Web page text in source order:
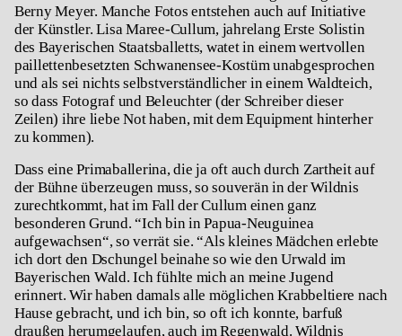
Berny Meyer. Manche Fotos entstehen auch auf Initiative
der Künstler. Lisa Maree-Cullum, jahrelang Erste Solistin
des Bayerischen Staatsballetts, watet in einem wertvollen
paillettenbesetzten Schwanensee-Kostüm unabgesprochen
und als sei nichts selbstverständlicher in einem Waldteich,
so dass Fotograf und Beleuchter (der Schreiber dieser
Zeilen) ihre liebe Not haben, mit dem Equipment hinterher
zu kommen).
Dass eine Primaballerina, die ja oft auch durch Zartheit auf
der Bühne überzeugen muss, so souverän in der Wildnis
zurechtkommt, hat im Fall der Cullum einen ganz
besonderen Grund. “Ich bin in Papua-Neuguinea
aufgewachsen“, so verrät sie. “Als kleines Mädchen erlebte
ich dort den Dschungel beinahe so wie den Urwald im
Bayerischen Wald. Ich fühlte mich an meine Jugend
erinnert. Wir haben damals alle möglichen Krabbeltiere nach
Hause gebracht, und ich bin, so oft ich konnte, barfuß
draußen herumgelaufen, auch im Regenwald. Wildnis